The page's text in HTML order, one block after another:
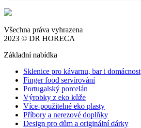
Všechna práva vyhrazena
2023 © DR HORECA
Základní nabídka
Sklenice pro kávarnu, bar i domácnost
Finger food servírování
Portugalský porcelán
Výrobky z eko kůže
Více-použitelné eko plasty
Příbory a nerezové doplňky
Design pro dům a originální dárky